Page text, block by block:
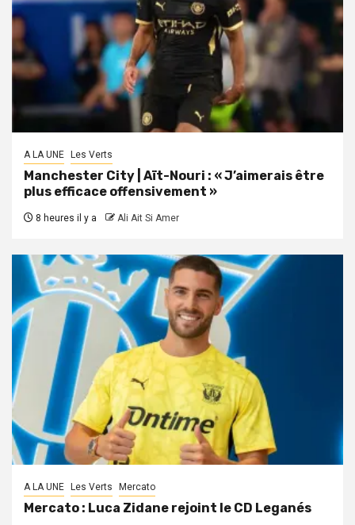
A LA UNE Les Verts
Manchester City | Aït-Nouri : « J’aimerais être
plus efficace offensivement »
8 heures il y a Ali Ait Si Amer
A LA UNE Les Verts Mercato
Mercato : Luca Zidane rejoint le CD Leganés